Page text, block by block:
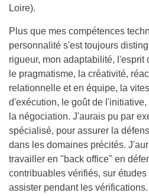
Loire).
Plus que mes compétences
personnalité s'est toujours
rigueur, mon adaptabilité, l'esprit
le pragmatisme, la créativité,
relationnelle et en équipe, la
d'exécution, le goût de
la négociation. J'aurais pu par
spécialisé, pour assurer la
dans les domaines précités.
travailler en "back office" en
contribuables vérifiés, sur
assister pendant les